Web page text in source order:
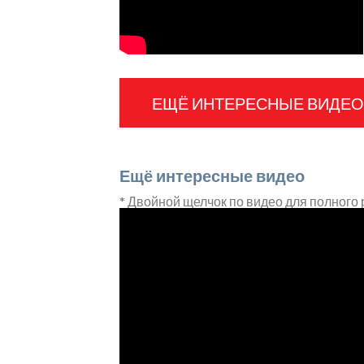
ЕЩЁ ИНТЕРЕСНЫЕ ВИДЕО
Ещё интересные видео
* Двойной щелчок по видео для полного